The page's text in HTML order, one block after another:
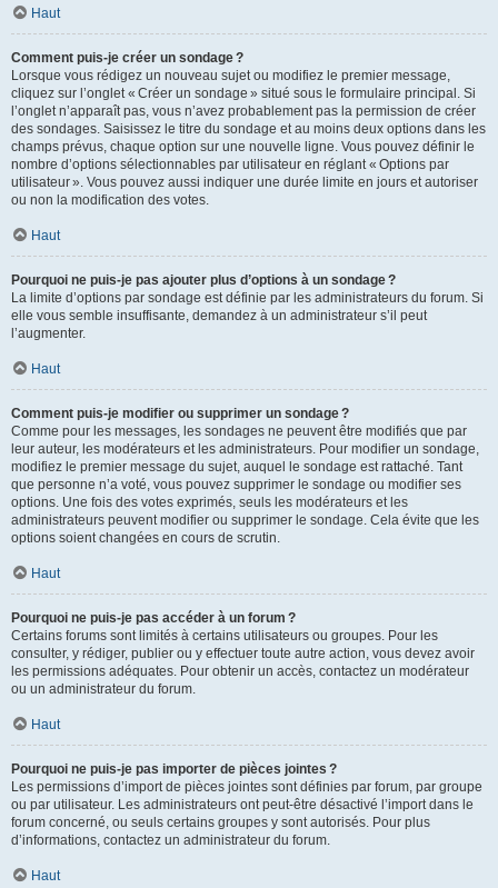
Haut
Comment puis-je créer un sondage ?
Lorsque vous rédigez un nouveau sujet ou modifiez le premier message,
cliquez sur l’onglet « Créer un sondage » situé sous le formulaire principal. Si
l’onglet n’apparaît pas, vous n’avez probablement pas la permission de créer
des sondages. Saisissez le titre du sondage et au moins deux options dans les
champs prévus, chaque option sur une nouvelle ligne. Vous pouvez définir le
nombre d’options sélectionnables par utilisateur en réglant « Options par
utilisateur ». Vous pouvez aussi indiquer une durée limite en jours et autoriser
ou non la modification des votes.
Haut
Pourquoi ne puis-je pas ajouter plus d’options à un sondage ?
La limite d’options par sondage est définie par les administrateurs du forum. Si
elle vous semble insuffisante, demandez à un administrateur s’il peut
l’augmenter.
Haut
Comment puis-je modifier ou supprimer un sondage ?
Comme pour les messages, les sondages ne peuvent être modifiés que par
leur auteur, les modérateurs et les administrateurs. Pour modifier un sondage,
modifiez le premier message du sujet, auquel le sondage est rattaché. Tant
que personne n’a voté, vous pouvez supprimer le sondage ou modifier ses
options. Une fois des votes exprimés, seuls les modérateurs et les
administrateurs peuvent modifier ou supprimer le sondage. Cela évite que les
options soient changées en cours de scrutin.
Haut
Pourquoi ne puis-je pas accéder à un forum ?
Certains forums sont limités à certains utilisateurs ou groupes. Pour les
consulter, y rédiger, publier ou y effectuer toute autre action, vous devez avoir
les permissions adéquates. Pour obtenir un accès, contactez un modérateur
ou un administrateur du forum.
Haut
Pourquoi ne puis-je pas importer de pièces jointes ?
Les permissions d’import de pièces jointes sont définies par forum, par groupe
ou par utilisateur. Les administrateurs ont peut-être désactivé l’import dans le
forum concerné, ou seuls certains groupes y sont autorisés. Pour plus
d’informations, contactez un administrateur du forum.
Haut